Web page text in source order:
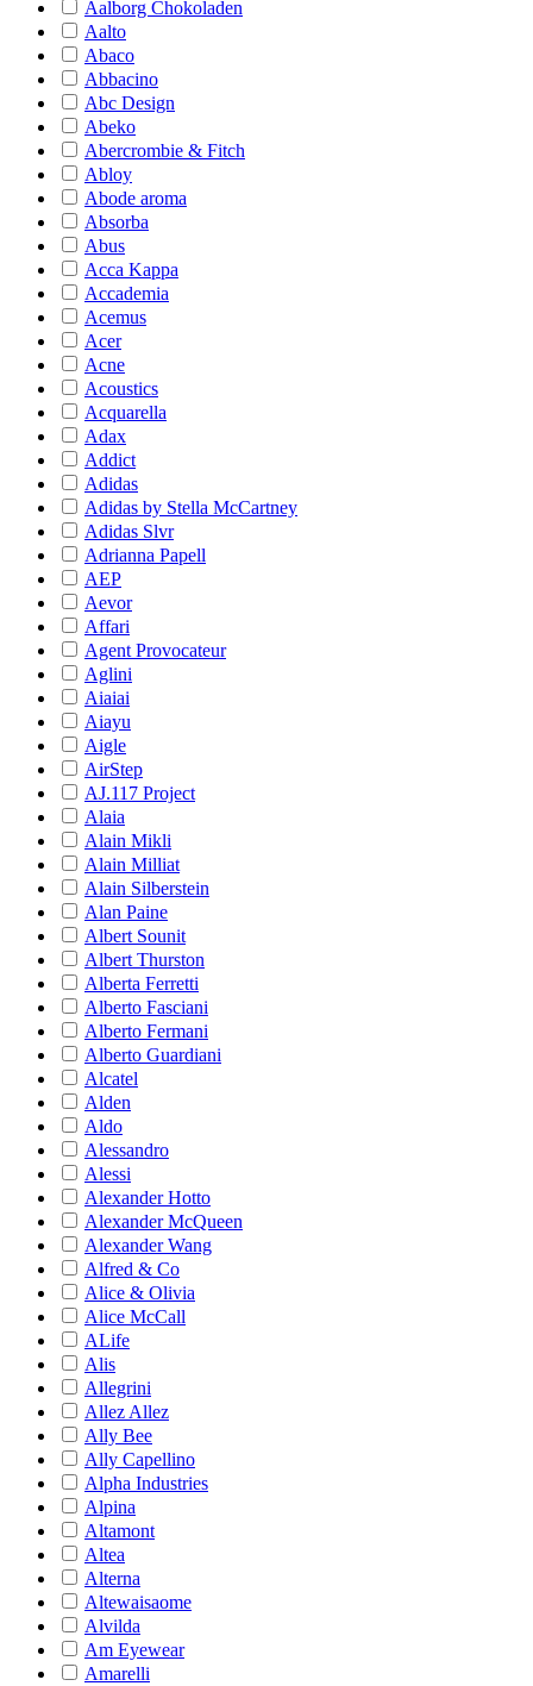
Aalborg Chokoladen
Aalto
Abaco
Abbacino
Abc Design
Abeko
Abercrombie & Fitch
Abloy
Abode aroma
Absorba
Abus
Acca Kappa
Accademia
Acemus
Acer
Acne
Acoustics
Acquarella
Adax
Addict
Adidas
Adidas by Stella McCartney
Adidas Slvr
Adrianna Papell
AEP
Aevor
Affari
Agent Provocateur
Aglini
Aiaiai
Aiayu
Aigle
AirStep
AJ.117 Project
Alaia
Alain Mikli
Alain Milliat
Alain Silberstein
Alan Paine
Albert Sounit
Albert Thurston
Alberta Ferretti
Alberto Fasciani
Alberto Fermani
Alberto Guardiani
Alcatel
Alden
Aldo
Alessandro
Alessi
Alexander Hotto
Alexander McQueen
Alexander Wang
Alfred & Co
Alice & Olivia
Alice McCall
ALife
Alis
Allegrini
Allez Allez
Ally Bee
Ally Capellino
Alpha Industries
Alpina
Altamont
Altea
Alterna
Altewaisaome
Alvilda
Am Eyewear
Amarelli